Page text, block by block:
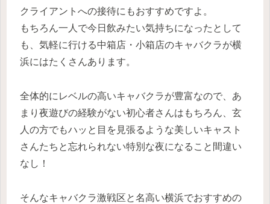
クライアントへの接待にもおすすめですよ。
もちろん一人で今日飲みたい気持ちになったとして
も、気軽に行ける中箱店・小箱店のキャバクラが横
浜にはたくさんあります。
全体的にレベルの高いキャバクラが豊富なので、あ
まり夜遊びの経験がない初心者さんはもちろん、玄
人の方でもハッと目を見張るような美しいキャスト
さんたちと忘れられない特別な夜になること間違い
なし！
そんなキャバクラ激戦区と名高い横浜でおすすめの